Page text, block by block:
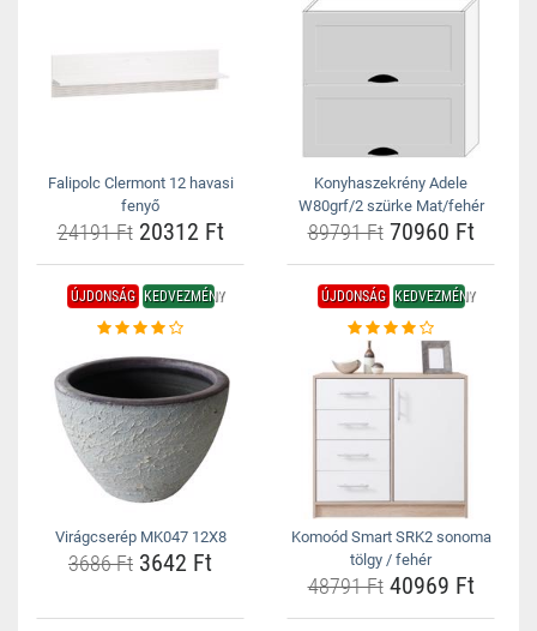
Falipolc Clermont 12 havasi
fenyő
24191 Ft20312 Ft
Konyhaszekrény Adele
W80grf/2 szürke Mat/fehér
89791 Ft70960 Ft
ÚJDONSÁG KEDVEZMÉNY
Virágcserép MK047 12X8
3686 Ft 3642 Ft
ÚJDONSÁG KEDVEZMÉNY
Komoód Smart SRK2 sonoma
tölgy / fehér
48791 Ft40969 Ft